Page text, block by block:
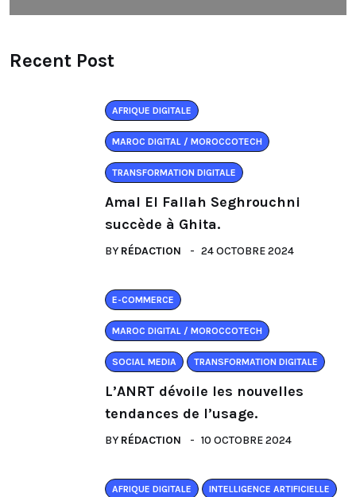
Recent Post
AFRIQUE DIGITALE
MAROC DIGITAL / MOROCCOTECH
TRANSFORMATION DIGITALE
Amal El Fallah Seghrouchni
succède à Ghita.
BY RÉDACTION 24 OCTOBRE 2024
E-COMMERCE
MAROC DIGITAL / MOROCCOTECH
SOCIAL MEDIA TRANSFORMATION DIGITALE
L’ANRT dévoile les nouvelles
tendances de l’usage.
BY RÉDACTION 10 OCTOBRE 2024
AFRIQUE DIGITALE INTELLIGENCE ARTIFICIELLE